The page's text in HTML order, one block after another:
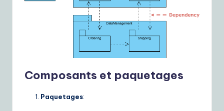
Composants et paquetages
Paquetages: